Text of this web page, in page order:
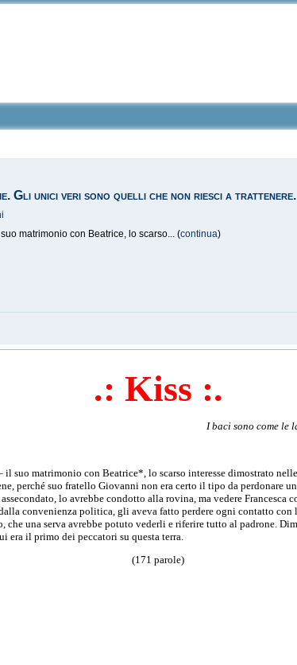
Gli unici veri sono quelli che non riesci a trattenere.
matrimonio con Beatrice, lo scarso... (continua)
.: Kiss :.
I baci sono come le
il suo matrimonio con Beatrice*, lo scarso interesse dimostrato
perché suo fratello Giovanni non era certo il tipo da perdonare
lo avrebbe condotto alla rovina, ma vedere Francesca
convenienza politica, gli aveva fatto perdere ogni contatto con
che una serva avrebbe potuto vederli e riferire tutto al padrone.
era il primo dei peccatori su questa terra.
(171 parole)